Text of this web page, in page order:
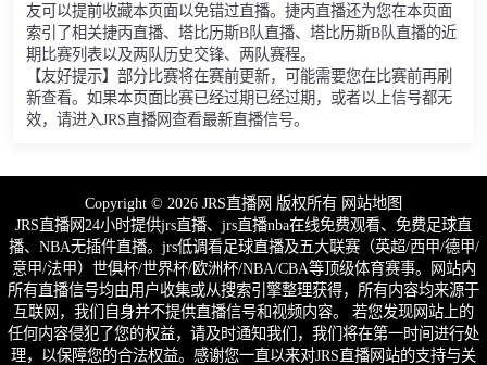
友可以提前收藏本页面以免错过直播。捷丙直播还为您在本页面
索引了相关捷丙直播、塔比历斯B队直播、塔比历斯B队直播的近
期比赛列表以及两队历史交锋、两队赛程。
【友好提示】部分比赛将在赛前更新，可能需要您在比赛前再刷
新查看。如果本页面比赛已经过期已经过期，或者以上信号都无
效，请进入JRS直播网查看最新直播信号。
Copyright © 2026 JRS直播网 版权所有 网站地图
JRS直播网24小时提供jrs直播、jrs直播nba在线免费观看、免费足球直
播、NBA无插件直播。jrs低调看足球直播及五大联赛（英超/西甲/德甲/
意甲/法甲）世俱杯/世界杯/欧洲杯/NBA/CBA等顶级体育赛事。网站内
所有直播信号均由用户收集或从搜索引擎整理获得，所有内容均来源于
互联网，我们自身并不提供直播信号和视频内容。 若您发现网站上的
任何内容侵犯了您的权益，请及时通知我们，我们将在第一时间进行处
理，以保障您的合法权益。感谢您一直以来对JRS直播网站的支持与关